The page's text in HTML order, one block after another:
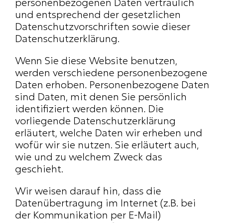
und entsprechend der gesetzlichen
Datenschutzvorschriften sowie dieser
Datenschutzerklärung.
Wenn Sie diese Website benutzen,
werden verschiedene personenbezogene
Daten erhoben. Personenbezogene Daten
sind Daten, mit denen Sie persönlich
identifiziert werden können. Die
vorliegende Datenschutzerklärung
erläutert, welche Daten wir erheben und
wofür wir sie nutzen. Sie erläutert auch,
wie und zu welchem Zweck das
geschieht.
Wir weisen darauf hin, dass die
Datenübertragung im Internet (z.B. bei
der Kommunikation per E-Mail)